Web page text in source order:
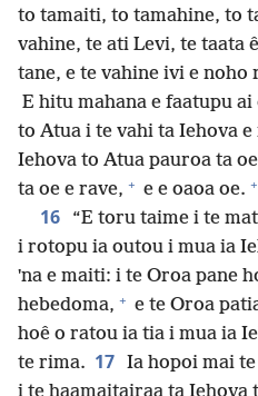
to tamaiti, to tamahine, to
vahine, te ati Levi, te taata
tane, e te vahine ivi e
E hitu mahana e faatupu
to Atua i te vahi ta Iehova
Iehova to Atua pauroa ta
ta oe e rave, + e e oaoa oe. +
16
“E toru taime i te
i rotopu ia outou i mua ia
ˈna e maiti: i te Oroa pane
hebedoma, + e te Oroa
hoê o ratou ia tia i mua ia
te rima. 17 Ia hopoi mai